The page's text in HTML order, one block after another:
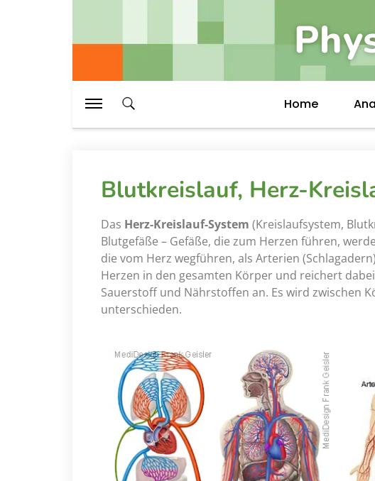
Home
Blutkreislauf, Herz-
Das Herz-Kreislauf-System (Kreislaufsystem,
Blutgefäße – Gefäße, die zum Herzen führen,
die vom Herz wegführen, als Arterien
Herzen in den gesamten Körper und reichert
Sauerstoff und Nährstoffen an. Es wird zwischen
unterschieden.